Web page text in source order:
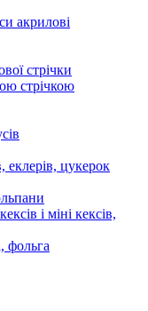
акрилові
стрічки
стрічкою
еклерів, цукерок
і міні кексів,
фольга